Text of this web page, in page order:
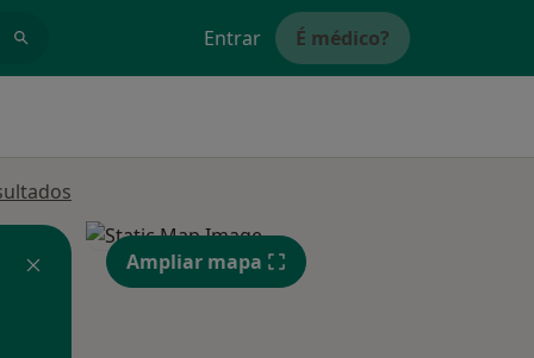
Entrar É médico?
Ampliar mapa